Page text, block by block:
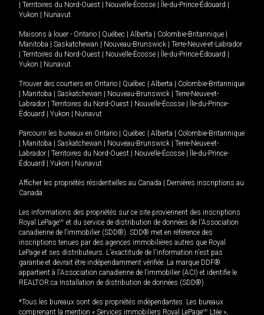
Territoires du Nord-Ouest Nouvelle-Écosse Île-du-Prince-Édouard
Yukon
Nunavut.
Maisons à louer - Ontario Québec Alberta Colombie-Britannique
Manitoba
Saskatchewan Nouveau-Brunswick
Terre-Neuve-et-Labrador
Territoires du Nord-Ouest Nouvelle-Écosse Île-du-Prince-Édouard
Yukon
Nunavut.
Trouver des courtiers en Ontario Québec Alberta
Colombie-Britannique
Manitoba Saskatchewan Nouveau-Brunswick
Terre-Neuve-et-
Labrador
Territoires du Nord-Ouest Nouvelle-Écosse
Île-du-Prince-
Édouard
Yukon Nunavut
Parcourir les bureaux en Ontario Québec Alberta
Colombie-Britannique
Manitoba Saskatchewan Nouveau-Brunswick
Terre-Neuve-et-
Labrador
Territoires du Nord-Ouest Nouvelle-Écosse
Île-du-Prince-
Édouard
Yukon Nunavut
Afficher les propriétés résidentielles au Canada
Dernières inscriptions au
Canada
Les informations des propriétés sur ce site proviennent des inscriptions
Royal LePageMD et du service de distribution de données de l'Association
canadienne de l’immobilier (SDD®). SDD® met en référence des
inscriptions tenues par des agences immobilières autres que Royal
LePage et ses distributeurs. L'exactitude de l'information n'est pas
garantie et devrait être indépendamment vérifiée. La marque DDF®
appartient à l'Association canadienne de l’immobilier (ACI) et identifie le
REALTOR.ca Installation de distribution de données (SDD®).
*Tous les bureaux sont des propriétés indépendantes. Les bureaux
comprenant la mention « Services immobiliers Royal LePageMD Ltée »,